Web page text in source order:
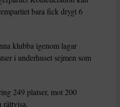
bara fick drygt 6
klubba igenom lagar
i underhuset sejmen som
249 platser, mot 200
rättvisa.